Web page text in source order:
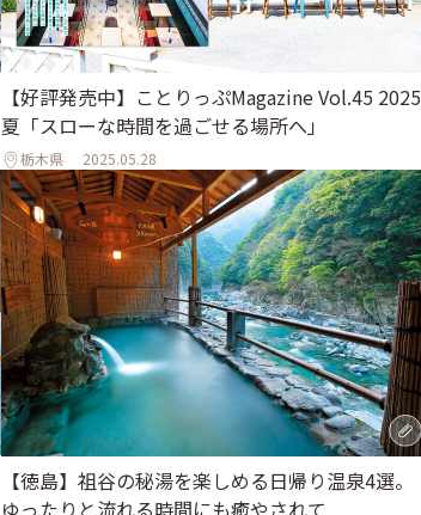
【好評発売中】ことりっぷMagazine Vol.45 2025
夏「スローな時間を過ごせる場所へ」
栃木県 2025.05.28
【徳島】祖谷の秘湯を楽しめる日帰り温泉4選。
ゆったりと流れる時間にも癒やされて